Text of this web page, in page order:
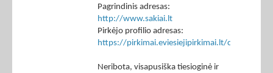
Pagrindinis adresas:
http://www.sakiai.lt
Pirkėjo profilio adresas:
https://pirkimai.eviesiejipirkimai.lt/ctm/
Neribota, visapusiška tiesioginė ir